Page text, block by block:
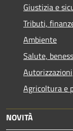
Giustizia e
Tributi,
Ambiente
Salute,
Autorizzazioni
Agricoltura e
NOVITÀ